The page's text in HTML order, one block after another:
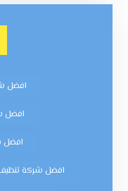
افضل
افضل
افضل
افضل شركة تنظيف